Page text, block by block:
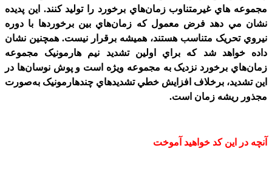
مجموعه ­هاي غيرمتناوب زمان‌هاي برخورد را توليد کنند. اين پديده
نشان مي­ دهد فرض معمول که زمان‌هاي بين برخوردها با دوره
نيروي تحريک متناسب هستند، هميشه برقرار نيست. همچنين نشان
داده خواهد شد که براي اولين تشديد نيم ­هارمونيک مجموعه
زمان‌هاي برخورد نزديک به مجموعه ويژه است و پوش نوسان‌ها در
اين تشديد، برخلاف افزايش خطي تشديدهاي چندهارمونيک به‌صورت
مجذور ريشه زمان است.
آنچه در این کد خواهید آموخت